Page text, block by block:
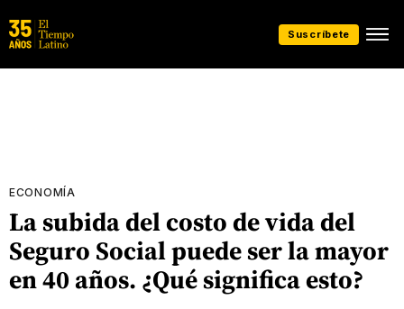
Suscríbete
ECONOMÍA
La subida del costo de vida del
Seguro Social puede ser la mayor
en 40 años. ¿Qué significa esto?